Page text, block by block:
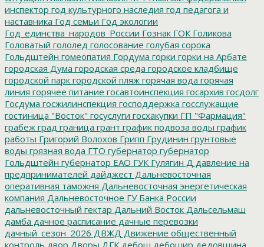
инспектор год культурного наследия год педагога и
наставника Год семьи Год экологии
Год_единства_народов_России Гознак ГОК Голикова
Головатый гололед голосование голубая сорока
Гольдштейн гомеопатия Гордума горки горки на Арбате
городская Дума городская среда городское кладбище
городской парк городской пляж горячая вода горячая
линия горячее питание госавтоинспекция госархив госдолг
Госдума госжилинспекция господдержка госслужащие
гостиница "Восток" госуслуги госхакупки ГП "Фармация"
грабеж град граница грант график подвоза воды график
работы Григорий Волохов Грипп Грудинин грунтовые
воды грязная вода ГТО губернатор губернатор
Гольдштейн губернатор ЕАО ГУК Гулягин Д давление на
предпринимателей дайджест Дальневосточная
оперативная таможня Дальневосточная энергетическая
компания Дальневосточное ГУ Банка России
дальневосточный гектар Дальний Восток Дальсельмаш
дамба дачное расписание дачные перевозки
дачный_сезон_2026 ДВЖД Движение общественный
контроль двор Дворы ДГК дебош дебошир дедовщина